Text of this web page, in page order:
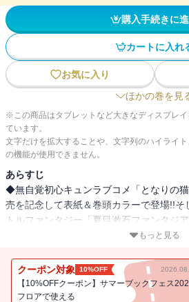
購入手続きに
カートに入れ
お気に入り
ほかの巻を見
※この商品はタブレットなど大きなディスプレ
ています。
文字だけを拡大することや、文字列のハイライ
の機能が使用できません。
あらすじ
◆無自覚初心キュンラブコメ「となりの
売を記念して表紙＆巻頭カラーで登場!!
トルファンタジー「夏目漱石ファンタジ
コミカライズ連載開始！ほか巻中カラー
と、掲載内容が一部異なる場合がござい
りません。またプレゼント、アンケート
ん。※表紙は紙で発行した雑誌と同一の
もっと見る
クーポン対象 10%OFF
【10%OFFクーポン】サマーブックフェス
フロアで使える